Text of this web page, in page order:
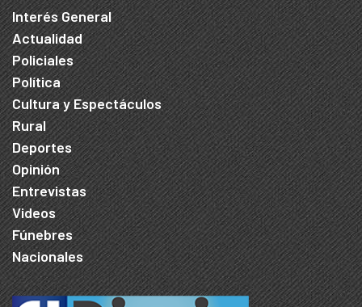
Interés General
Actualidad
Policiales
Política
Cultura y Espectáculos
Rural
Deportes
Opinión
Entrevistas
Videos
Fúnebres
Nacionales